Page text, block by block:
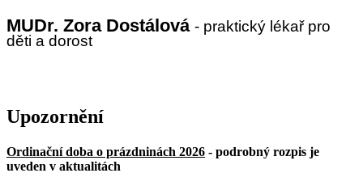
MUDr. Zora Dostálová - praktický lékař pro
děti a dorost
Upozornění
Ordinační doba o prázdninách 2026 - podrobný rozpis je
uveden v aktualitách